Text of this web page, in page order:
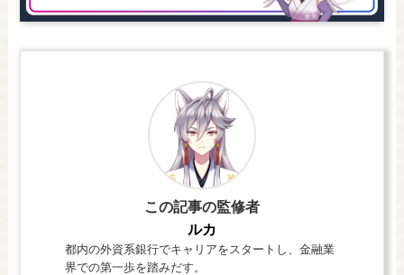
この記事の監修者
ルカ
都内の外資系銀行でキャリアをスタートし、金融業
界での第一歩を踏みだす。